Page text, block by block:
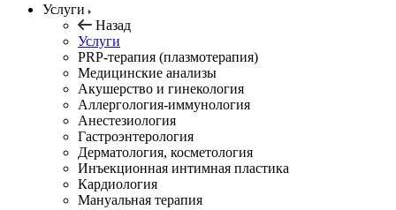
Услуги
Назад
Услуги
PRP-терапия (плазмотерапия)
Медицинские анализы
Акушерство и гинекология
Аллергология-иммунология
Анестезиология
Гастроэнтерология
Дерматология, косметология
Инъекционная интимная пластика
Кардиология
Мануальная терапия